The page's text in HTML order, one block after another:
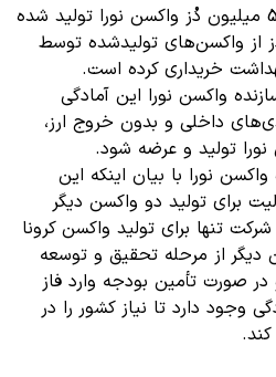
سالم با بیان اینکه "تاکنون 5 میلیون دُز واکسن نورا تولید شده
3 میلیون دز از واکسن‌های تولیدشده توسط
خریداری کرده است.
واکسن نورا این آمادگی
داخلی و بدون خروج ارز،
نورا با بیان اینکه این
برای تولید دو واکسن دیگر
تنها برای تولید واکسن کرونا
از مرحله تحقیق و توسعه
صورت تأمین بودجه وارد فاز
وجود دارد تا نیاز کشور را در